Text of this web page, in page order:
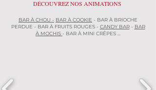
DÉCOUVREZ NOS ANIMATIONS
BAR À CHOU - BAR À COOKIE - BAR À BRIOCHE
PERDUE - BAR À FRUITS ROUGES - CANDY BAR- BAR
À MOCHIS - BAR À MINI CRÊPES ...